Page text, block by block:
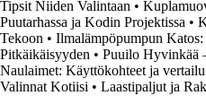
Tipsit Niiden Valintaan •
Puutarhassa ja Kodin Projektissa •
Tekoon • Ilmalämpöpumpun
Pitkäikäisyyden • Puuilo Hyvinkää
Naulaimet: Käyttökohteet ja vertailu
Valinnat Kotiisi • Laastipaljut ja